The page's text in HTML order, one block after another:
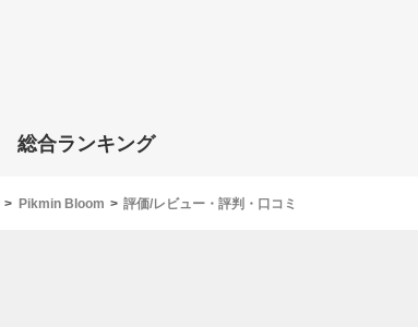
総合ランキング
Pikmin Bloom 評価/レビュー・評判・口コミ